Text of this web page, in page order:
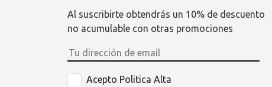
Al suscribirte obtendrás un 10% de descuento
no acumulable con otras promociones
Acepto Politica Alta